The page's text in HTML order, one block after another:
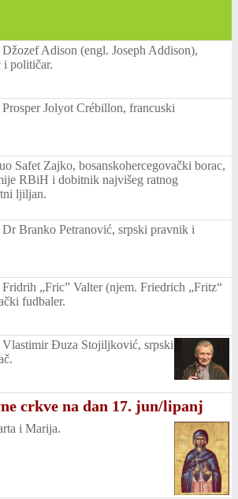
Adison (engl. Joseph Addison),
i političar.
Jolyot Crébillon, francuski
Safet Zajko, bosanskohercegovački borac,
RBiH i dobitnik najvišeg ratnog
ljiljan.
Branko Petranović, srpski pravnik i
„Fric” Valter (njem. Friedrich „Fritz“
fudbaler.
Đuza Stojiljković, srpski
crkve na dan 17. jun/lipanj
i Marija.